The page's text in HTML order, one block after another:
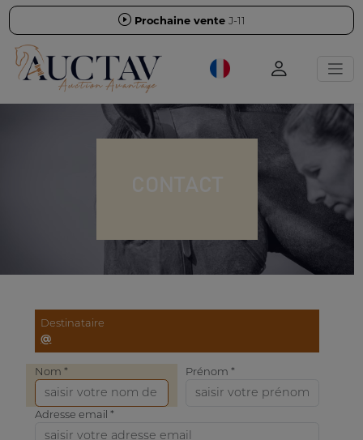
Prochaine vente J-11
Destinataire
@
Nom * Prénom *
Adresse email *